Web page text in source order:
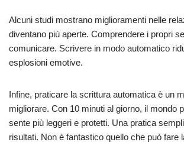
Alcuni studi mostrano miglioramenti nelle
diventano più aperte. Comprendere i propri
comunicare. Scrivere in modo automatico
esplosioni emotive.
Infine, praticare la scrittura automatica è un
migliorare. Con 10 minuti al giorno, il mondo
sente più leggeri e protetti. Una pratica
risultati. Non è fantastico quello che può fare